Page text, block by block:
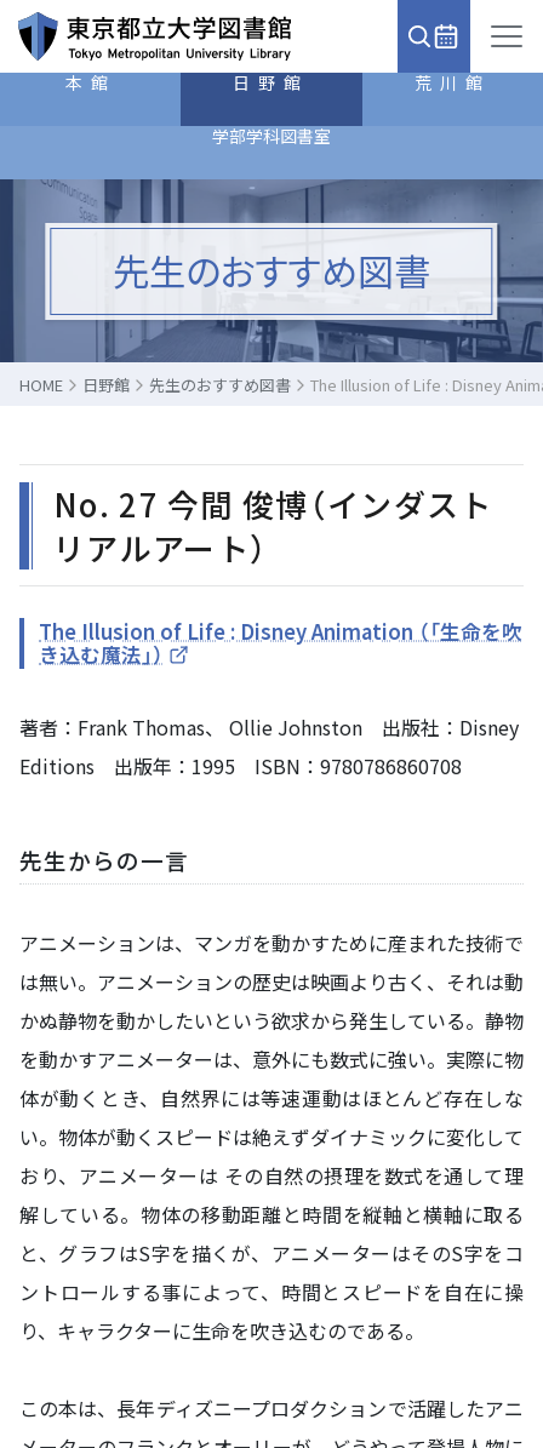
本館 日野館 荒川館
学部学科図書室
先生のおすすめ図書
HOME 日野館 先生のおすすめ図書 The Illusion of Life : Disney
No. 27 今間 俊博（インダスト
リアルアート）
The Illusion of Life : Disney Animation （「生命を吹
き込む魔法」）
著者：Frank Thomas、 Ollie Johnston 出版社：Disney
Editions 出版年：1995 ISBN：9780786860708
先生からの一言
アニメーションは、マンガを動かすために産まれた技術で
は無い。アニメーションの歴史は映画より古く、それは動
かぬ静物を動かしたいという欲求から発生している。静物
を動かすアニメーターは、意外にも数式に強い。実際に物
体が動くとき、自然界には等速運動はほとんど存在しな
い。物体が動くスピードは絶えずダイナミックに変化して
おり、アニメーターは その自然の摂理を数式を通して理
解している。物体の移動距離と時間を縦軸と横軸に取る
と、グラフはS字を描くが、アニメーターはそのS字をコ
ントロールする事によって、時間とスピードを自在に操
り、キャラクターに生命を吹き込むのである。
この本は、長年ディズニープロダクションで活躍したアニ